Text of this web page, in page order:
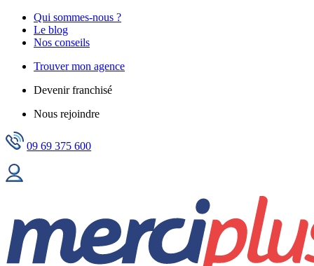
Qui sommes-nous ?
Le blog
Nos conseils
Trouver mon agence
Devenir franchisé
Nous rejoindre
09 69 375 600